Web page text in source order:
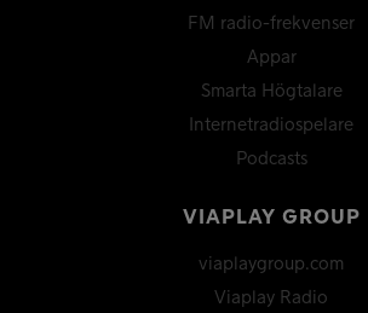
FM radio-frekvenser
Appar
Smarta Högtalare
Internetradiospelare
Podcasts
VIAPLAY GROUP
viaplaygroup.com
Viaplay Radio